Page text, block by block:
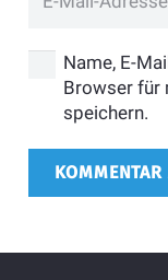
Name, E-
Browser für
speichern.